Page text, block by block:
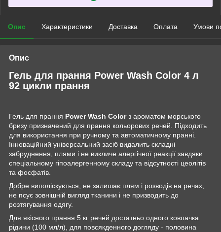
Опис Характеристики Доставка Оплата Умови
Опис
Гель для прання Power Wash Color 4 л
92 цикли прання
Гель для прання Power Wash Colorз ароматом морського
бризу призначений для прання кольорових речей. Підходить
для використання при ручному та автоматичному пранні.
Інноваційний універсальний засіб видалить складні
забруднення, плями і не викличе алергічної реакції завдяки
спеціальному гіпоалергенному складу та відсутності цеолітів
та фосфатів.
Добре виполіскується, не залишає плям і розводів на речах,
не псує зовнішній вигляд тканини і не призводить до
розтягування одягу.
Для якісного прання 5 кг речей достатньо одного ковпачка
рідини (100 мл/л), для повсякденного догляду - половина